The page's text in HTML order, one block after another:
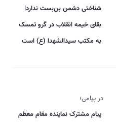
شناختی دشمن بن‌بست ندارد|
بقای خیمه انقلاب در گرو تمسک
به مکتب سیدالشهدا (ع) است
در پیامی؛
پیام مشترک نماینده مقام معظم